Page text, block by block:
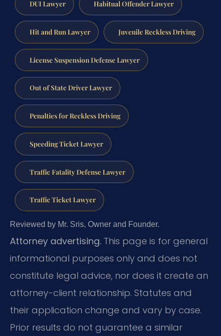
DUI Lawyer Habitual Offender Lawyer
Hit and Run Lawyer Juvenile Reckless Driving
License Suspension Defense Lawyer
Out of State Driver Lawyer
Penalties for Reckless Driving
Speeding Ticket Lawyer
Traffic Fatality Defense Lawyer
Traffic Ticket Lawyer
Reviewed by Mr. Sris, Owner and Founder.
Attorney advertising. This page is for general
informational purposes only and does not
constitute legal advice, nor does it create an
attorney-client relationship. Statutes and
their application change and vary by case.
Prior results do not guarantee a similar